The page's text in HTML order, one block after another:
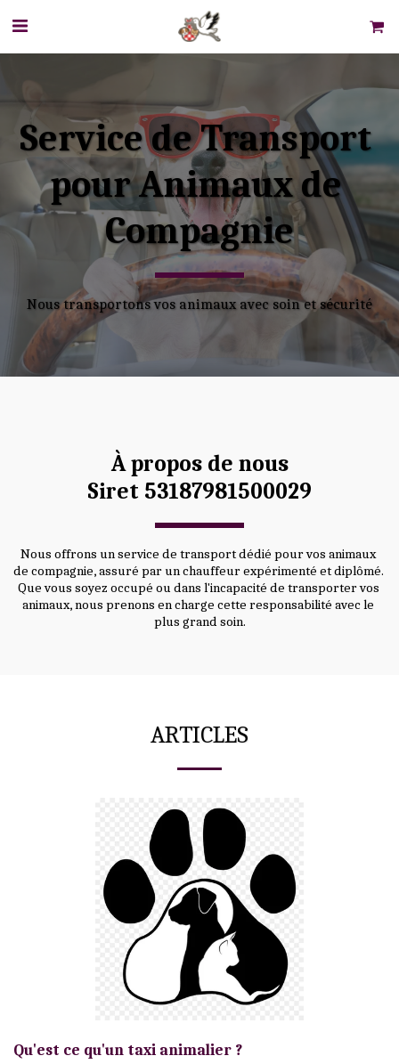
Service de Transport
pour Animaux de
Compagnie
Nous transportons vos animaux avec soin et sécurité
À propos de nous
Siret 53187981500029​
Nous offrons un service de transport dédié pour vos animaux
de compagnie, assuré par un chauffeur expérimenté et diplômé.
Que vous soyez occupé ou dans l'incapacité de transporter vos
animaux, nous prenons en charge cette responsabilité avec le
plus grand soin.
ARTICLES
Qu'est ce qu'un taxi animalier ?